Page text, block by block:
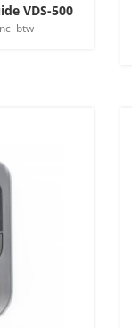
VDS-500
btw